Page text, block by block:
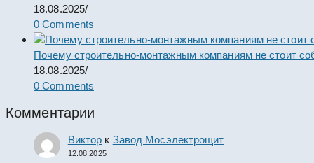
18.08.2025/
0 Comments
Почему строительно-монтажным компаниям не стоит
18.08.2025/
0 Comments
Комментарии
Виктор к Завод Мосэлектрощит
12.08.2025